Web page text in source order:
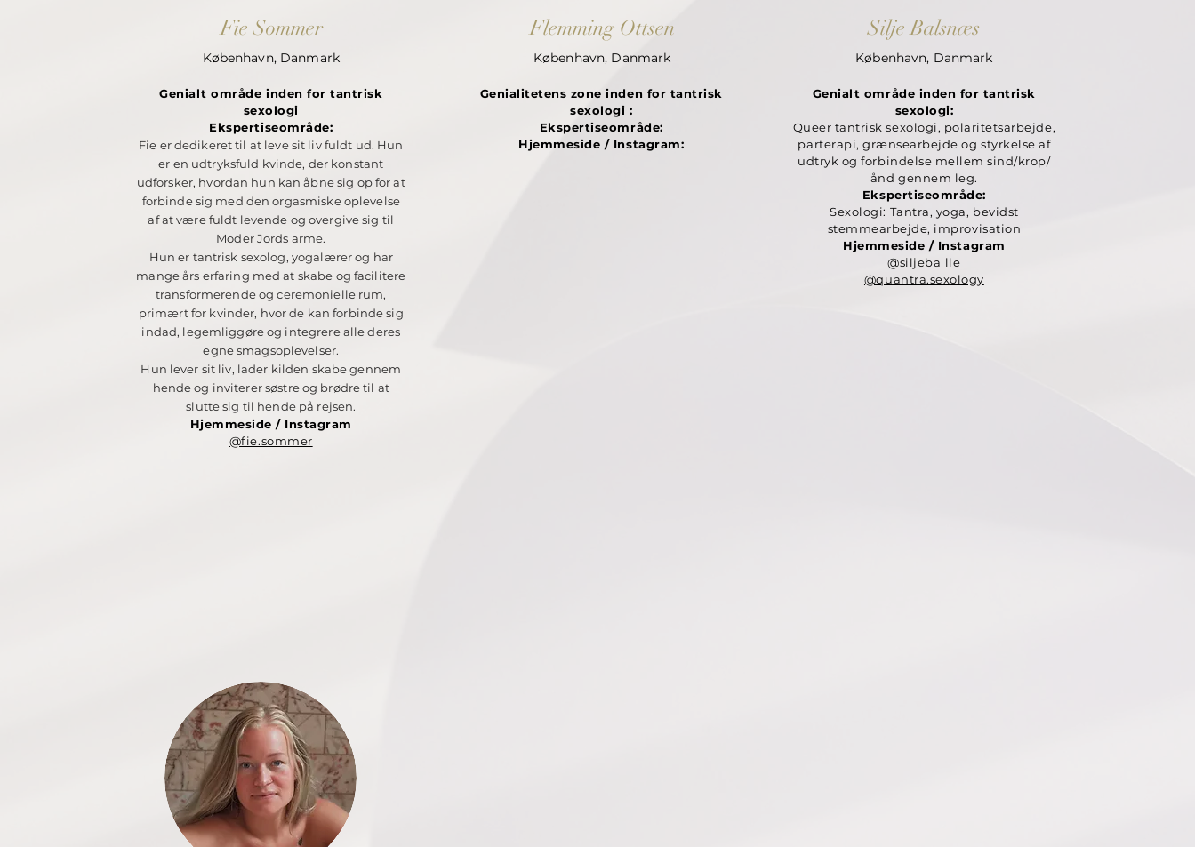
Fie Sommer
København, Danmark
Genialt område inden for tantrisk
sexologi
Ekspertiseområde:
Fie er dedikeret til at leve sit liv fuldt ud. Hun
er en udtryksfuld kvinde, der konstant
udforsker, hvordan hun kan åbne sig op for at
forbinde sig med den orgasmiske oplevelse
af at være fuldt levende og overgive sig til
Moder Jords arme.
Hun er tantrisk sexolog, yogalærer og har
mange års erfaring med at skabe og facilitere
transformerende og ceremonielle rum,
primært for kvinder, hvor de kan forbinde sig
indad, legemliggøre og integrere alle deres
egne smagsoplevelser.
Hun lever sit liv, lader kilden skabe gennem
hende og inviterer søstre og brødre til at
slutte sig til hende på rejsen.
Hjemmeside / Instagram
@fie.sommer
Flemming Ottsen
København, Danmark
Genialitetens zone inden for tantrisk
sexologi :
Ekspertiseområde:
Hjemmeside / Instagram:
Silje Balsnæs
København, Danmark
Genialt område inden for tantrisk
sexologi:
Queer tantrisk sexologi, polaritetsarbejde,
parterapi, grænsearbejde og styrkelse af
udtryk og forbindelse mellem sind/krop/
ånd gennem leg.
Ekspertiseområde:
Sexologi: Tantra, yoga, bevidst
stemmearbejde, improvisation
Hjemmeside / Instagram
@siljeba lle
@quantra.sexology